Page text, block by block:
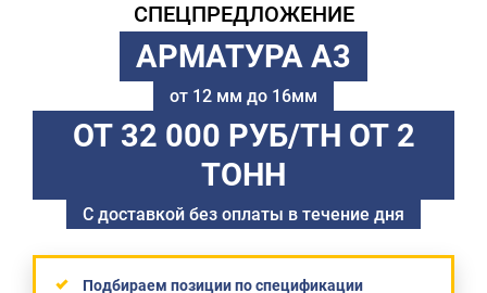
СПЕЦПРЕДЛОЖЕНИЕ
АРМАТУРА А3
от 12 мм до 16мм
ОТ 32 000 РУБ/ТН ОТ 2
ТОНН
С доставкой без оплаты в течение дня
Подбираем позиции по спецификации